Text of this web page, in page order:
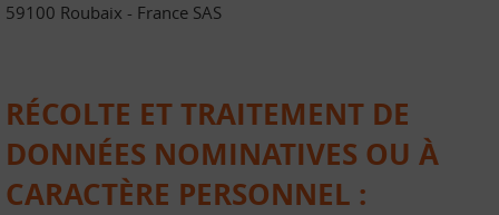
59100 Roubaix - France SAS
RÉCOLTE ET TRAITEMENT DE
DONNÉES NOMINATIVES OU À
CARACTÈRE PERSONNEL :